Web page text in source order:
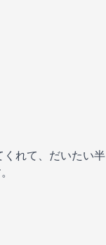
れて、だいたい半